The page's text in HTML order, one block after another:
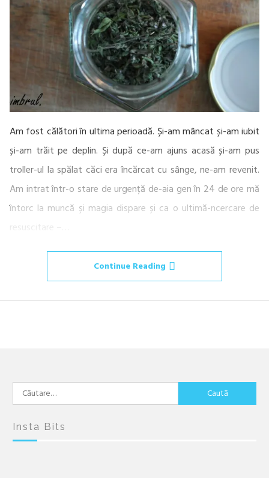
Am fost călători în ultima perioadă. Și-am mâncat și-am iubit
și-am trăit pe deplin. Și după ce-am ajuns acasă și-am pus
troller-ul la spălat căci era încărcat cu sânge, ne-am revenit.
Am intrat într-o stare de urgență de-aia gen în 24 de ore mă
întorc la muncă și magia dispare și ca o ultimă-ncercare de
resuscitare –…
Continue Reading
după:
Insta Bits